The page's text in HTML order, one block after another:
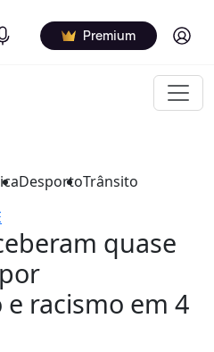
Premium Log in
DesportoTrânsito
quase
racismo em 4